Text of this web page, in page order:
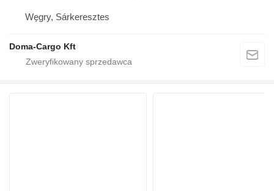
Węgry, Sárkeresztes
Doma-Cargo Kft